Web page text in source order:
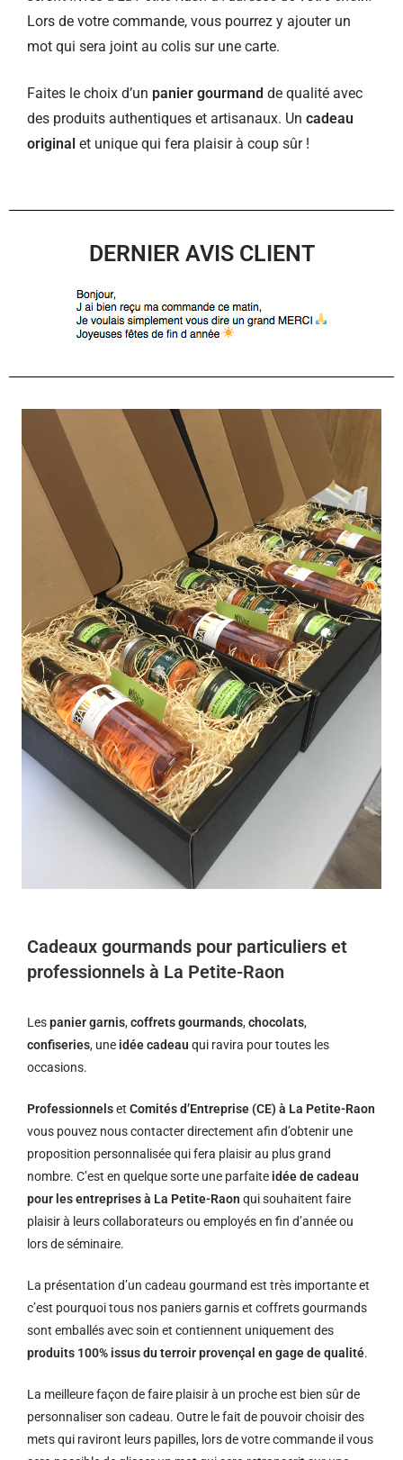
Lors de votre commande, vous pourrez y ajouter un
mot qui sera joint au colis sur une carte.
Faites le choix d’un panier gourmand de qualité avec
des produits authentiques et artisanaux. Un cadeau
original et unique qui fera plaisir à coup sûr !
DERNIER AVIS CLIENT
Cadeaux gourmands pour particuliers et
professionnels à La Petite-Raon
Lespanier garnis,coffrets gourmands,chocolats,
confiseries, une idée cadeau qui ravira pour toutes les
occasions.
Professionnelset Comités d’Entreprise (CE) à La Petite-Raon
vous pouvez nous contacter directement afin d’obtenir une
proposition personnalisée qui fera plaisir au plus grand
nombre. C’est en quelque sorte une parfaite idée de cadeau
pour les entreprises à La Petite-Raon qui souhaitent faire
plaisir à leurs collaborateurs ou employés en fin d’année ou
lors de séminaire.
La présentation d’un cadeau gourmand est très importante et
c’est pourquoi tous nos paniers garnis et coffrets gourmands
sont emballés avec soin et contiennent uniquement des
produits 100% issus du terroir provençal en gage de qualité.
La meilleure façon de faire plaisir à un proche est bien sûr de
personnaliser son cadeau. Outre le fait de pouvoir choisir des
mets qui raviront leurs papilles, lors de votre commande il vous